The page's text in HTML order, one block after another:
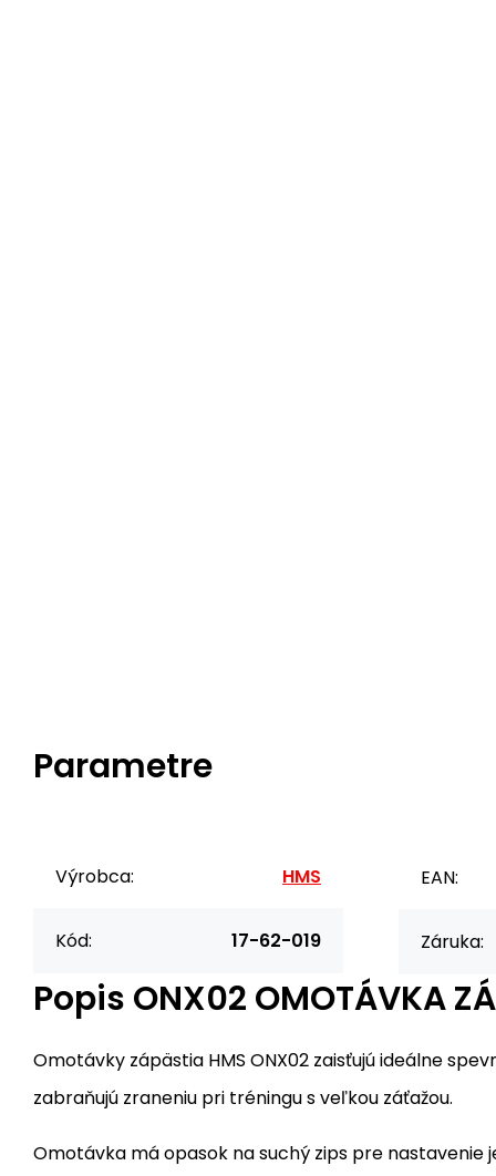
Parametre
Výrobca: HMS
Kód: 17-62-019
EAN:
Záruka:
Popis ONX02 OMOTÁVKA
Omotávky zápästia HMS ONX02 zaisťujú ideálne
zabraňujú zraneniu pri tréningu s veľkou záťažou.
Omotávka má opasok na suchý zips pre nastavenie